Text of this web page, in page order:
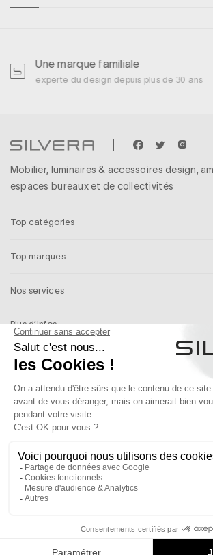
Une marque familiale
experte du design depuis plus de 30 ans
Mobilier, luminaires & accessoires design,
espaces bureaux et de collectivités
Top catégories
Top marques
Nos services
Plus d’infos
Inscription newsletter
Recevez en exclusivité nos inspirations & nos
France Français